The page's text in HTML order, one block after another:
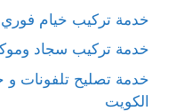
خدمة تركيب خيام
خدمة تركيب سجاد
خدمة تصليح تلفونات و
الكويت